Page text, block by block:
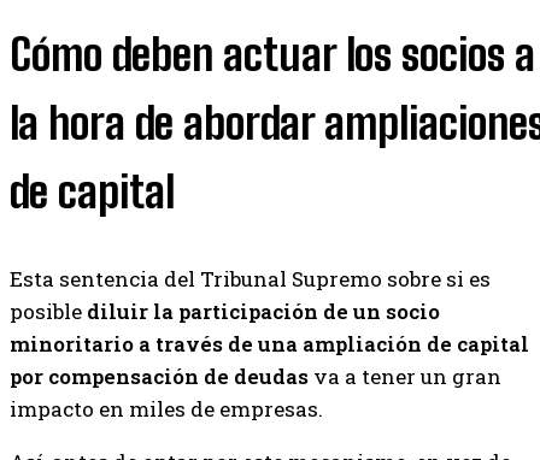
Cómo deben actuar los socios a
la hora de abordar
de capital
Esta sentencia del Tribunal Supremo sobre si es
posible diluir la participación de un socio
minoritario a través de una ampliación de capital
por compensación de deudas va a tener un gran
impacto en miles de empresas.